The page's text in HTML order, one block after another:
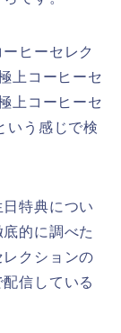
ヒーセレク
上コーヒーセ
上コーヒーセ
いう感じで検
特典につい
的に調べた
クションの
信している